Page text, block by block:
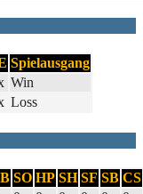
Spielausgang
Win
Loss
SO HP SH SF SB CS